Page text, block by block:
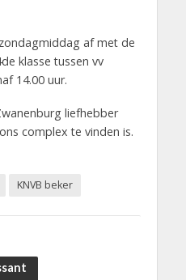
af met de
klasse tussen vv
14.00 uur.
liefhebber
complex te vinden is.
KNVB beker